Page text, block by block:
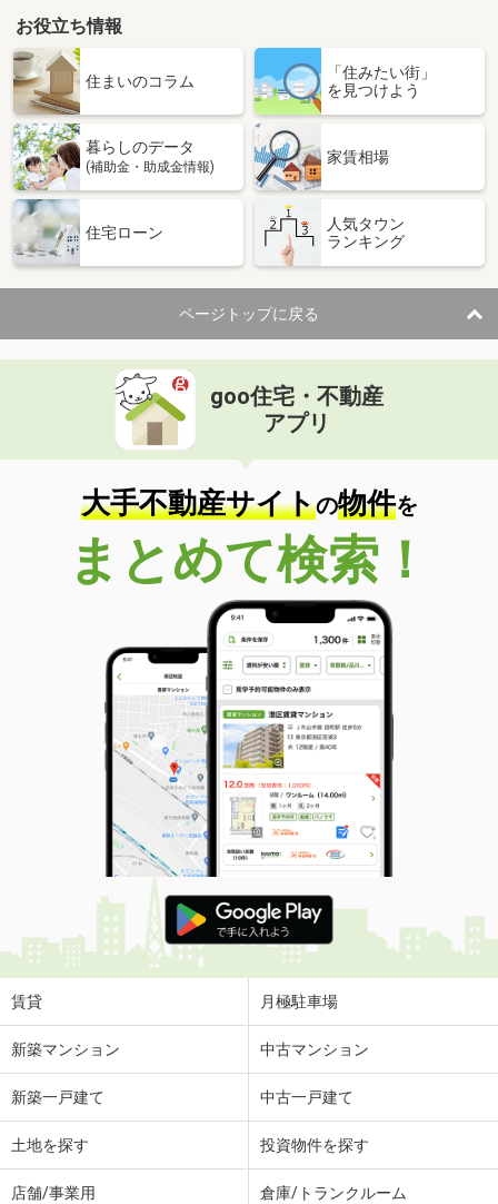
お役立ち情報
住まいのコラム
「住みたい街」
を見つけよう
暮らしのデータ
(補助金・助成金情報)
家賃相場
住宅ローン
人気タウン
ランキング
ページトップに戻る
goo住宅・不動産
アプリ
大手不動産サイトの物件を
まとめて検索！
賃貸 月極駐車場
新築マンション 中古マンション
新築一戸建て 中古一戸建て
土地を探す 投資物件を探す
店舗/事業用 倉庫/トランクルーム